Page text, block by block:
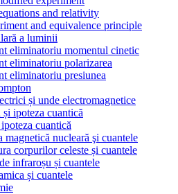
and relativity
and equivalence principle
a luminii
eliminatoriu momentul cinetic
eliminatoriu polarizarea
eliminatoriu presiunea
și unde electromagnetice
ipoteza cuantică
cuantică
magnetică nucleară şi cuantele
corpurilor celeste și cuantele
infraroșu și cuantele
și cuantele